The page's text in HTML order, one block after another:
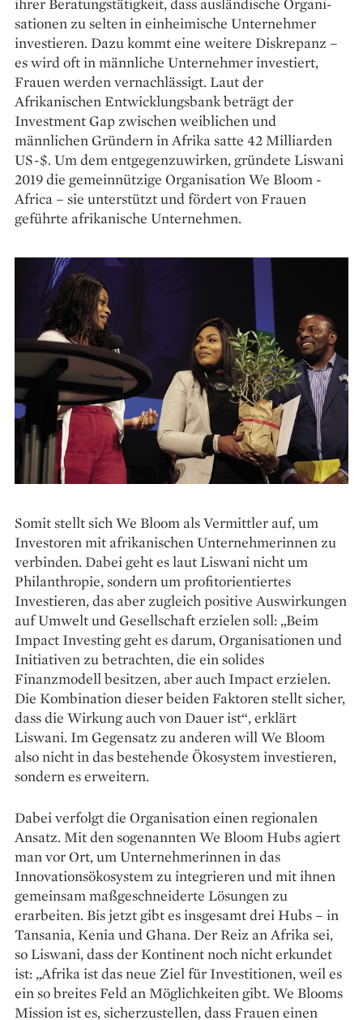
sationen zu selten in einheimische Unternehmer
investieren. Dazu kommt eine weitere Diskrepanz –
es wird oft in männ­liche Unternehmer investiert,
Frauen werden vernachlässigt. Laut der
Afrikanischen Entwicklungsbank beträgt der
Investment Gap zwischen weiblichen und
männlichen Gründern in Afrika satte 42 Milliarden
US-$. Um dem entgegenzu­wirken, gründete Liswani
2019 die gemeinnützige Organisa­tion ­We Bloom ­
Africa – sie unterstützt und fördert von Frauen
geführte afrikanische Unternehmen.
Somit stellt sich We Bloom als Vermittler auf, um
Investoren mit ­afrikanischen Unternehmerinnen zu
verbinden. Dabei geht es laut Liswani nicht um
Philanthropie, sondern um profitorientiertes
Investieren, das aber zugleich positive Auswirkungen
auf Umwelt und Gesellschaft erzielen soll: „Beim
Impact Investing geht es darum, Organisationen und
Initiativen zu betrachten, die ein solides
Finanzmodell besitzen, aber auch Impact erzielen.
Die Kombination dieser beiden Faktoren stellt sicher,
dass die Wirkung auch von Dauer ist“, erklärt
Liswani. Im Gegensatz zu anderen will We Bloom
also nicht in das bestehende Öko­system investieren,
sondern es erweitern.
Dabei verfolgt die Organisation einen regionalen
Ansatz. Mit den sogenannten We Bloom Hubs agiert
man vor Ort, um Unternehmerinnen in das
Innovationsökosystem zu integrieren und mit ihnen
gemeinsam maßgeschneiderte Lösungen zu
erarbeiten. Bis jetzt gibt es insgesamt drei Hubs – in
Tansania, Kenia und Ghana. Der Reiz an Afrika sei,
so ­Liswani, dass der Kontinent noch nicht erkundet
ist: „Afrika ist das neue Ziel für Investitionen, weil es
ein so breites Feld an Möglich­keiten gibt. We Blooms
Mission ist es, sicherzustellen, dass Frauen einen